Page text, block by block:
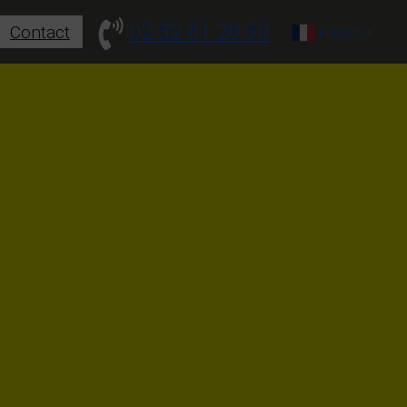
Contact 02 32 81 20 30 French